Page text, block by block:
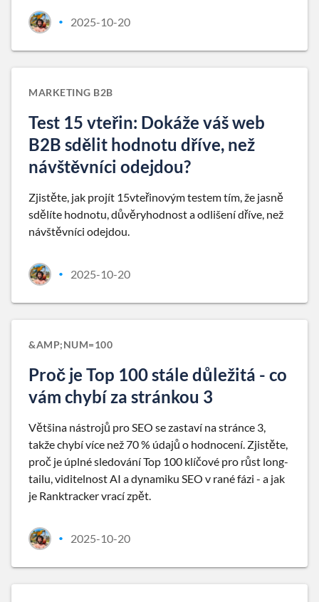
• 2025-10-20
MARKETING B2B
Test 15 vteřin: Dokáže váš web
B2B sdělit hodnotu dříve, než
návštěvníci odejdou?
Zjistěte, jak projít 15vteřinovým testem tím, že jasně
sdělíte hodnotu, důvěryhodnost a odlišení dříve, než
návštěvníci odejdou.
• 2025-10-20
&AMP;NUM=100
Proč je Top 100 stále důležitá - co
vám chybí za stránkou 3
Většina nástrojů pro SEO se zastaví na stránce 3,
takže chybí více než 70 % údajů o hodnocení. Zjistěte,
proč je úplné sledování Top 100 klíčové pro růst long-
tailu, viditelnost AI a dynamiku SEO v rané fázi - a jak
je Ranktracker vrací zpět.
• 2025-10-20